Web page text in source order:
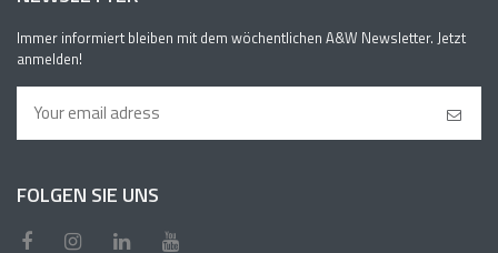
Immer informiert bleiben mit dem wöchentlichen A&W Newsletter. Jetzt
anmelden!
FOLGEN SIE UNS